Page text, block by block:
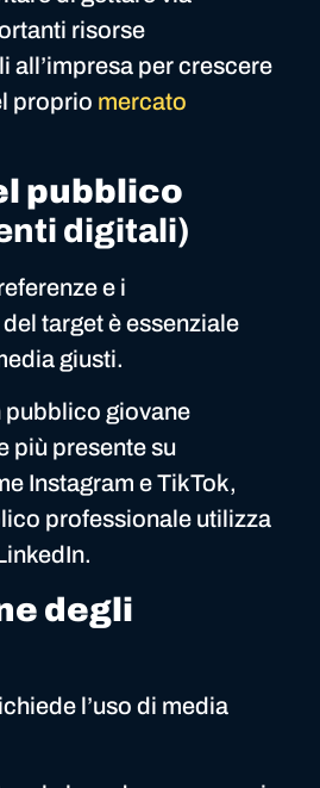
risorse
all’impresa per crescere
proprio mercato
pubblico
digitali)
e i
target è essenziale
giusti.
pubblico giovane
più presente su
Instagram e TikTok,
professionale utilizza
degli
l’uso di media